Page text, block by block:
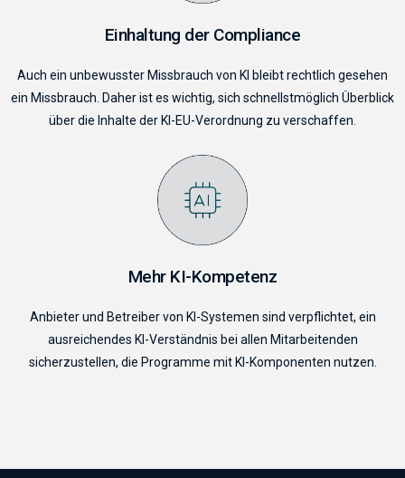
Einhaltung der Compliance
Auch ein unbewusster Missbrauch von KI bleibt rechtlich gesehen
ein Missbrauch. Daher ist es wichtig, sich schnellstmöglich Überblick
über die Inhalte der KI-EU-Verordnung zu verschaffen.
Mehr KI-Kompetenz
Anbieter und Betreiber von KI-Systemen sind verpflichtet, ein
ausreichendes KI-Verständnis bei allen Mitarbeitenden
sicherzustellen, die Programme mit KI-Komponenten nutzen.